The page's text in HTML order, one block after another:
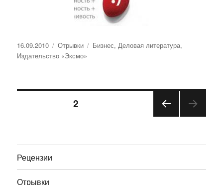
Опубликовано
16.09.2010 Рубрики
Отрывки Метки
Бизнес,Деловая литература,
Издательство «Эксмо»
Навигация
записям
НИЦ
СТРАНИЦА2
Рецензии
Отрывки